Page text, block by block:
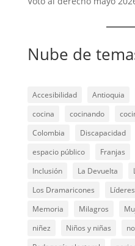
Nube de
Accesibilidad Antioquia
cocina
cocinando
Colombia
Discapacidad
espacio público
Franjas
Inclusión
La Devuelta
Los Dramaricones
Memoria
Milagros
niñez
Niños y niñas